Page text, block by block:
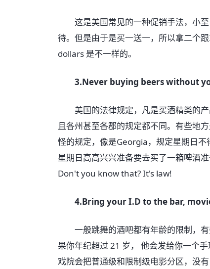
这是美国常见的一种促销手法，小至
待。但是由于是买一送一，所以拿二个
dollars 是不一样的。
3.Never buying beers without
美国的法律规定，凡是买酒精类的产
且各州甚至各郡的规定都不同。有些地
怪的规定，像是Georgia，规定星期日不
星期日高高兴兴准备要去买了一箱啤酒
Don't you know that? It's law!
4.Bring your I.D to the bar,
一般跳舞的酒吧都有年龄的限制，有
果你年纪超过 21 岁， 他会发给你一个
戏院会把普通级和限制级电影分区，没